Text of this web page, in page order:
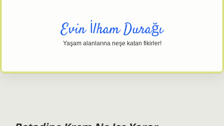
Evin İlham Durağı
Yaşam alanlarına neşe katan fikirler!